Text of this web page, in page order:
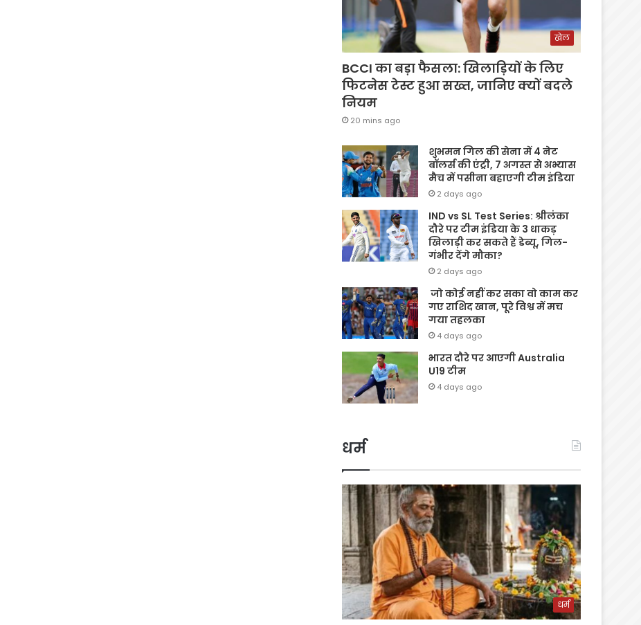
खेल
BCCI का बड़ा फैसला: खिलाड़ियों के लिए
फिटनेस टेस्ट हुआ सख्त, जानिए क्यों बदले
नियम
20 mins ago
शुभमन गिल की सेना में 4 नेट
बॉलर्स की एंट्री, 7 अगस्त से अभ्यास
मैच में पसीना बहाएगी टीम इंडिया
2 days ago
IND vs SL Test Series: श्रीलंका
दौरे पर टीम इंडिया के 3 धाकड़
खिलाड़ी कर सकते हैं डेब्यू, गिल-
गंभीर देंगे मौका?
2 days ago
जो कोई नहीं कर सका वो काम कर
गए राशिद खान, पूरे विश्व में मच
गया तहलका
4 days ago
भारत दौरे पर आएगी Australia
U19 टीम
4 days ago
धर्म
धर्म